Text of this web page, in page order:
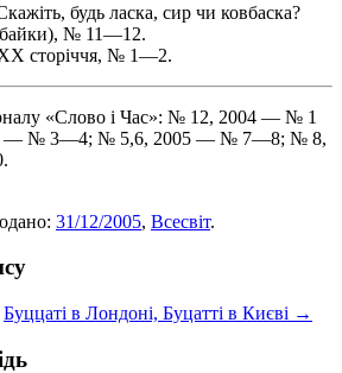
будь ласка, сир чи ковбаска?
байки), № 11—12.
XX сторіччя, № 1—2.
«Слово і Час»: № 12, 2004 — № 1
— № 3—4; № 5,6, 2005 — № 7—8; № 8,
31/12/2005, Всесвіт.
Буццаті в Лондоні, Буцатті в Києві →